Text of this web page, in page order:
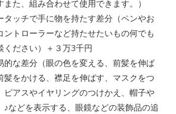
また、組み合わせて使用できます。）
タッチで手に物を持たす差分（ペンやお
ントローラーなど持たせたいもの何でも
ください）＋３万3千円
的な差分（眼の色を変える、前髪を伸ば
髪をかける、襟足を伸ばす、マスクをつ
ピアスやイヤリングのつけかえ、帽子や
♪などを表示する、眼鏡などの装飾品の追